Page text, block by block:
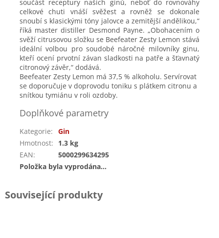
součást receptury našich ginů, neboť do rovnováhy
celkové chuti vnáší svěžest a rovněž se dokonale
snoubí s klasickými tóny jalovce a zemitější andělikou,“
říká master distiller Desmond Payne. „Obohacením o
svěží citrusovou složku se Beefeater Zesty Lemon stává
ideální volbou pro soudobé náročné milovníky ginu,
kteří ocení prvotní závan sladkosti na patře a šťavnatý
citronový závěr,“ dodává.
Beefeater Zesty Lemon má 37,5 % alkoholu. Servírovat
se doporučuje v doprovodu toniku s plátkem citronu a
snítkou tymiánu v roli ozdoby.
Doplňkové parametry
Kategorie:
Gin
Hmotnost:
1.3 kg
EAN:
5000299634295
Položka byla vyprodána…
Související produkty